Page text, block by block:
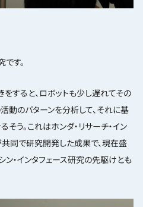
す。
をすると、ロボットも少し遅れてその
動のパターンを分析して、それに基
う。これはホンダ・リサーチ・イン
共同で研究開発した成果で、現在盛
ン・インタフェース研究の先駆けとも